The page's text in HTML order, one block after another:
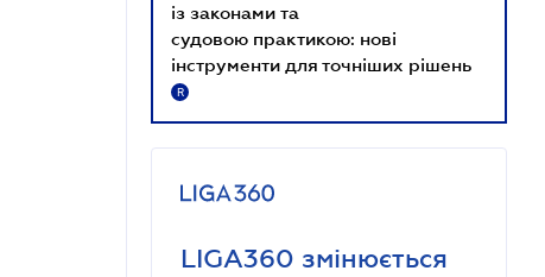
із законами та
судовою практикою: нові
інструменти для точніших рішень
R
LIGA360 змінюється